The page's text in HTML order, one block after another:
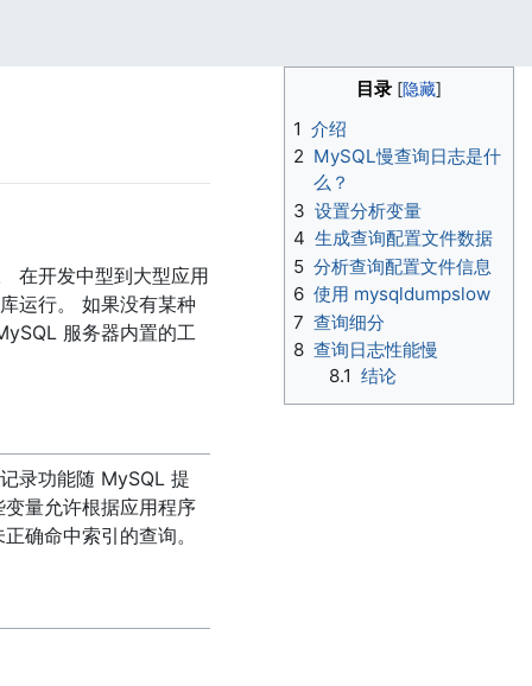
在开发中型到大型应用
运行。 如果没有某种
服务器内置的工
录功能随 MySQL 提
量允许根据应用程序
确命中索引的查询。
目录
1 介绍
2 MySQL慢查询日志是什
么？
3 设置分析变量
4 生成查询配置文件数据
5 分析查询配置文件信息
6 使用 mysqldumpslow
7 查询细分
8 查询日志性能慢
8.1 结论